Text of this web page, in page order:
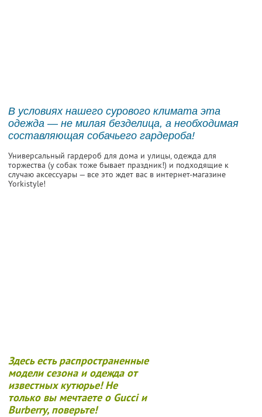
В условиях нашего сурового климата эта
одежда — не милая безделица, а необходимая
составляющая собачьего гардероба!
Универсальный гардероб для дома и улицы, одежда для
торжества (у собак тоже бывает праздник!) и подходящие к
случаю аксессуары — все это ждет вас в интернет-магазине
Yorkistyle!
Здесь есть распространенные
модели сезона и одежда от
известных кутюрье! Не
только вы мечтаете о Gucci и
Burberry, поверьте!